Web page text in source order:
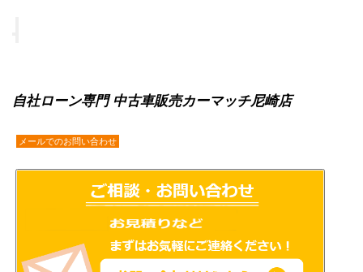
自社ローン専門 中古車販売カーマッチ尼崎店
メールでのお問い合わせ